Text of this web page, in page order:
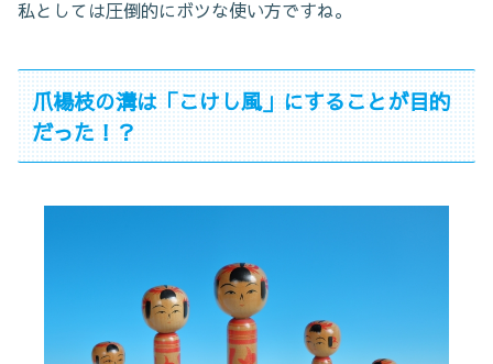
私としては圧倒的にボツな使い方ですね。
爪楊枝の溝は「こけし風」にすることが目的
だった！？